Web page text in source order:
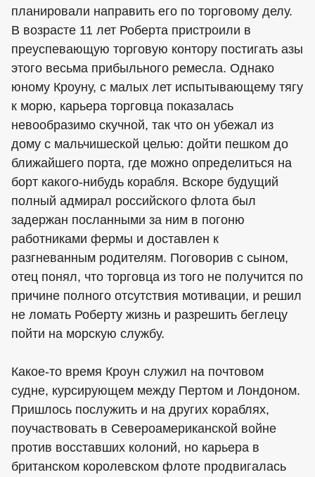
планировали направить его по торговому делу.
В возрасте 11 лет Роберта пристроили в
преуспевающую торговую контору постигать азы
этого весьма прибыльного ремесла. Однако
юному Кроуну, с малых лет испытывающему тягу
к морю, карьера торговца показалась
невообразимо скучной, так что он убежал из
дому с мальчишеской целью: дойти пешком до
ближайшего порта, где можно определиться на
борт какого-нибудь корабля. Вскоре будущий
полный адмирал российского флота был
задержан посланными за ним в погоню
работниками фермы и доставлен к
разгневанным родителям. Поговорив с сыном,
отец понял, что торговца из того не получится по
причине полного отсутствия мотивации, и решил
не ломать Роберту жизнь и разрешить беглецу
пойти на морскую службу.
Какое-то время Кроун служил на почтовом
судне, курсирующем между Пертом и Лондоном.
Пришлось послужить и на других кораблях,
поучаствовать в Североамериканской войне
против восставших колоний, но карьера в
британском королевском флоте продвигалась